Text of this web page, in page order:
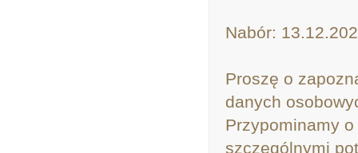
Nabór:
Proszę o
danych
Przypominamy
szczególnymi